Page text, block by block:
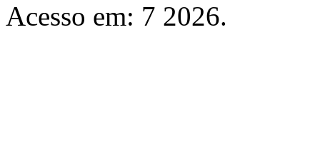
Acesso em: 7 2026.